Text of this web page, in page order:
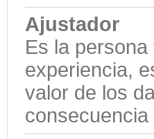
Ajustador
Es la
experiencia,
valor de los